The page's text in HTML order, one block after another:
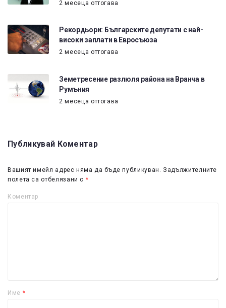
2 месеца оттогава
Рекордьори: Българските депутати с най-
високи заплати в Евросъюза
2 месеца оттогава
Земетресение разлюля района на Вранча в
Румъния
2 месеца оттогава
Публикувай Коментар
Вашият имейл адрес няма да бъде публикуван. Задължителните
полета са отбелязани с *
Коментар
Име *